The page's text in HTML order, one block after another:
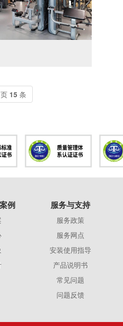
15条
例 服务与支持
服务政策
服务网点
安装使用指导
产品说明书
常见问题
问题反馈